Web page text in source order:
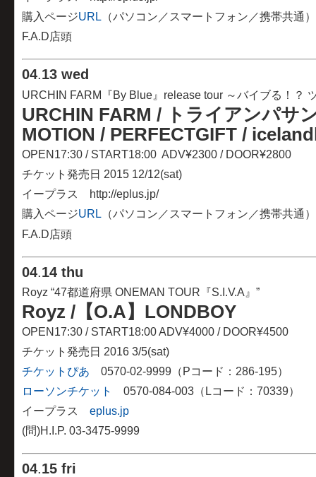
購入ページURL （パソコン／スマートフォン／携帯共通）
F.A.D店頭
04.13 wed
URCHIN FARM『By Blue』release tour ～バイブる！？
URCHIN FARM / トライアンパサ
MOTION / PERFECTGIFT /
OPEN17:30 / START18:00 ADV¥2300 / DOOR¥2800
チケット発売日 2015 12/12(sat)
イープラス http://eplus.jp/
購入ページURL （パソコン／スマートフォン／携帯共通）
F.A.D店頭
04.14 thu
Royz “47都道府県 ONEMAN TOUR『S.I.V.A』”
Royz /【O.A】LONDBOY
OPEN17:30 / START18:00 ADV¥4000 / DOOR¥4500
チケット発売日 2016 3/5(sat)
チケットぴあ 0570-02-9999（Pコード：286-195）
ローソンチケット
0570-084-003（Lコード：70339）
イープラス eplus.jp
(問)H.I.P. 03-3475-9999
04.15 fri